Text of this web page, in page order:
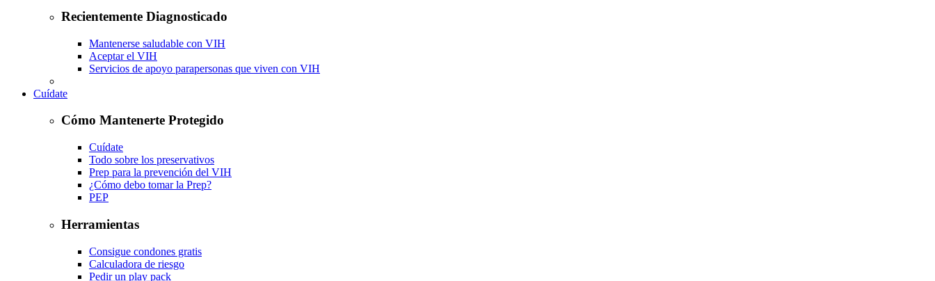
Recientemente Diagnosticado
Mantenerse saludable con VIH
Aceptar el VIH
Servicios de apoyo parapersonas que viven con VIH
Cuídate
Cómo Mantenerte Protegido
Cuídate
Todo sobre los preservativos
Prep para la prevención del VIH
¿Cómo debo tomar la Prep?
PEP
Herramientas
Consigue condones gratis
Calculadora de riesgo
Pedir un play pack